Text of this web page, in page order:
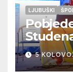
LJUBUŠKI
odlučiti
5